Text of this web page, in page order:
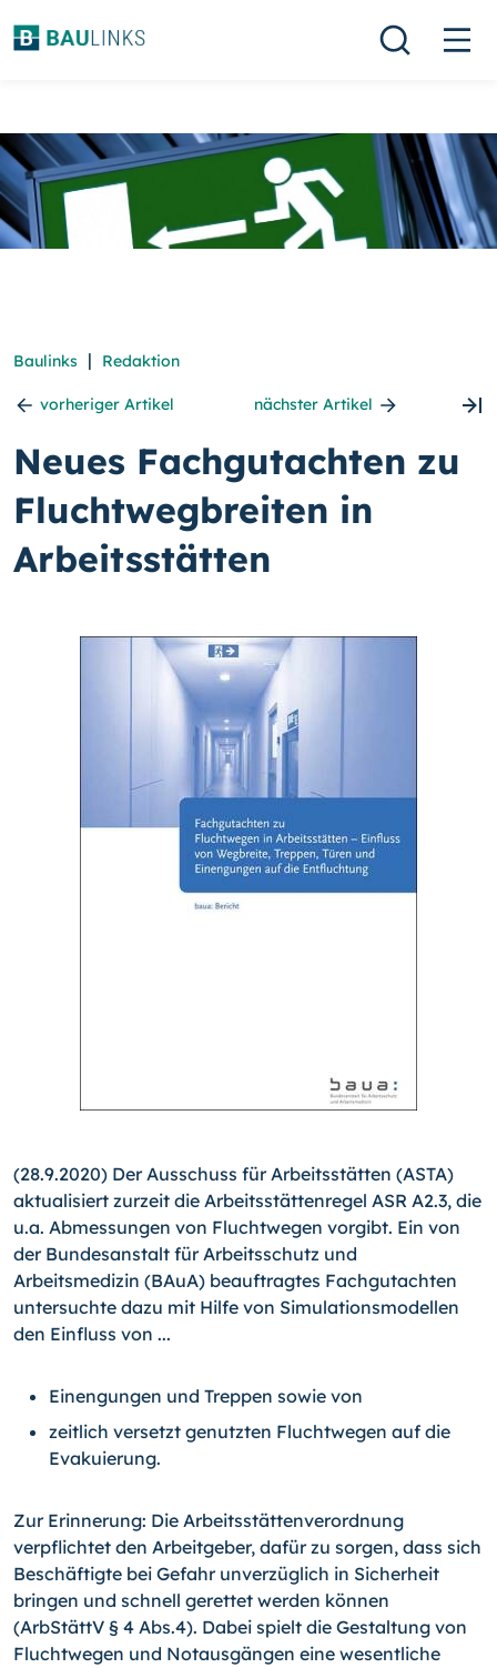
Baulinks | Redaktion
vorheriger Artikel nächster Artikel
Neues Fachgutachten zu
Fluchtwegbreiten in
Arbeitsstätten
(28.9.2020) Der Ausschuss für Arbeitsstätten (ASTA)
aktualisiert zurzeit die Arbeitsstättenregel ASR A2.3, die
u.a. Abmessungen von Fluchtwegen vorgibt. Ein von
der Bundesanstalt für Arbeitsschutz und
Arbeitsmedizin (BAuA) beauftragtes Fachgutachten
untersuchte dazu mit Hilfe von Simulationsmodellen
den Einfluss von ...
Einengungen und Treppen sowie von
zeitlich versetzt genutzten Fluchtwegen auf die
Evakuierung.
Zur Erinnerung: Die Arbeitsstättenverordnung
verpflichtet den Arbeitgeber, dafür zu sorgen, dass sich
Beschäftigte bei Gefahr unverzüglich in Sicherheit
bringen und schnell gerettet werden können
(ArbStättV § 4 Abs.4). Dabei spielt die Gestaltung von
Fluchtwegen und Notausgängen eine wesentliche